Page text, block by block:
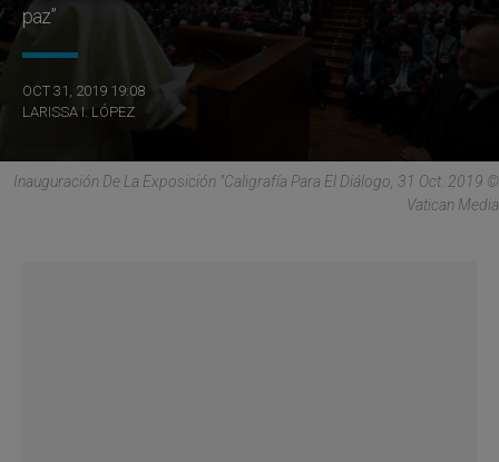
paz”
OCT 31, 2019 19:08
LARISSA I. LÓPEZ
Inauguración De La Exposición "Caligrafía Para El Diálogo, 31 Oct. 2019 ©
Vatican Media